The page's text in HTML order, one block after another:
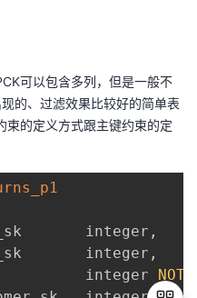
可以包含多列，但是一般不
的、过滤效果比较好的简单表
束的定义方式跟主键约束的定
integer
,
integer
,
integer
NOT